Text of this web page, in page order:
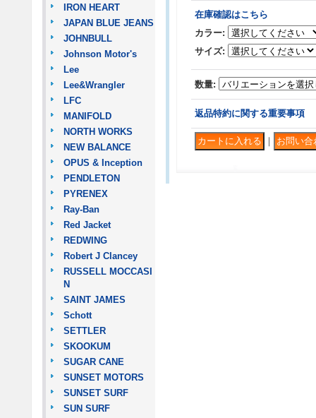
IRON HEART
JAPAN BLUE JEANS
JOHNBULL
Johnson Motor's
Lee
Lee&Wrangler
LFC
MANIFOLD
NORTH WORKS
NEW BALANCE
OPUS & Inception
PENDLETON
PYRENEX
Ray-Ban
Red Jacket
REDWING
Robert J Clancey
RUSSELL MOCCASI
N
SAINT JAMES
Schott
SETTLER
SKOOKUM
SUGAR CANE
SUNSET MOTORS
SUNSET SURF
SUN SURF
在庫確認はこちら
カラー:
サイズ:
数量:
返品特約に関する重要事項
｜